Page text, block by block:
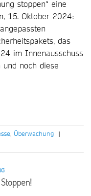
stoppen“ eine
15. Oktober 2024:
das
im Innenausschuss
und noch diese
, Überwachung |